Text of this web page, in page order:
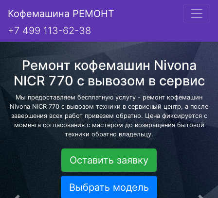
Кофемашина РЕМОНТ
+7 499 113-62-38
Ремонт кофемашин Nivona
NICR 770 с вывозом в сервис
Мы предоставляем бесплатную услугу - ремонт кофемашин
Nivona NICR 770 с вывозом техники в сервисный центр, а после
завершения всех работ привезем обратно. Цена фиксируется с
момента согласования с мастером до возвращения бытовой
техники обратно владельцу.
Оставить заявку
Выбрать модель